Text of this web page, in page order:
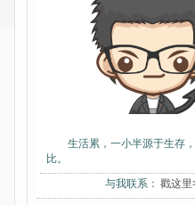
生活累，一小半源于生存
比。
与我联系： 戳这里